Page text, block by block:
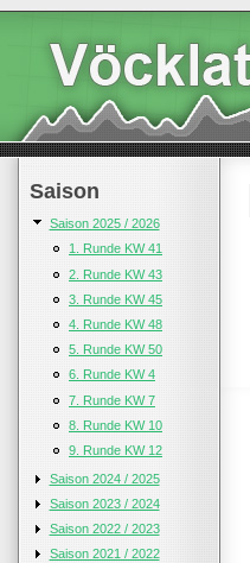
Saison
Saison 2025 / 2026
1. Runde KW 41
2. Runde KW 43
3. Runde KW 45
4. Runde KW 48
5. Runde KW 50
6. Runde KW 4
7. Runde KW 7
8. Runde KW 10
9. Runde KW 12
Saison 2024 / 2025
Saison 2023 / 2024
Saison 2022 / 2023
Saison 2021 / 2022